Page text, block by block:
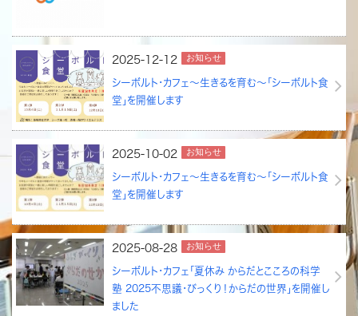
2025-12-12 お知らせ
シーボルト・カフェ～生きるを育む～「シーボルト食
堂」を開催します
2025-10-02 お知らせ
シーボルト・カフェ～生きるを育む～「シーボルト食
堂」を開催します
2025-08-28 お知らせ
シーボルト・カフェ「夏休み からだとこころの科学
塾 2025不思議・びっくり！からだの世界」を開催し
ました